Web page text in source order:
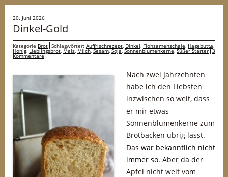
20. Juni 2026
Dinkel-Gold
Kategorie Brot Schlagwörter: Auffrischrezept, Dinkel, Flohsamenschale, Hagebutte,
Honig, Lieblingsbrot, Malz, Milch,Sesam,Soja, Sonnenblumenkerne,Süßer Starter 3
Kommentare
Nach zwei Jahrzehnten
habe ich den Liebsten
inzwischen so weit, dass
er mir etwas
Sonnenblumenkerne zum
Brotbacken übrig lässt.
Das war bekanntlich nicht
immer so. Aber da der
Apfel nicht weit vom